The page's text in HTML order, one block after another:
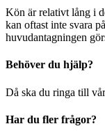
Kön är relativt lång i
kan oftast inte svara
huvudantagningen
Behöver du hjälp?
Då ska du ringa till
Har du fler frågor?